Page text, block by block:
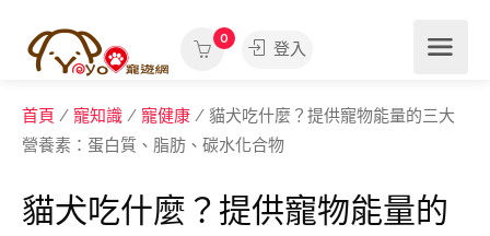
0
登入
首頁 / 寵知識 / 寵健康 / 貓犬吃什麼？提供寵物能量的三大
營養素：蛋白質、脂肪、碳水化合物
貓犬吃什麼？提供寵物能量的